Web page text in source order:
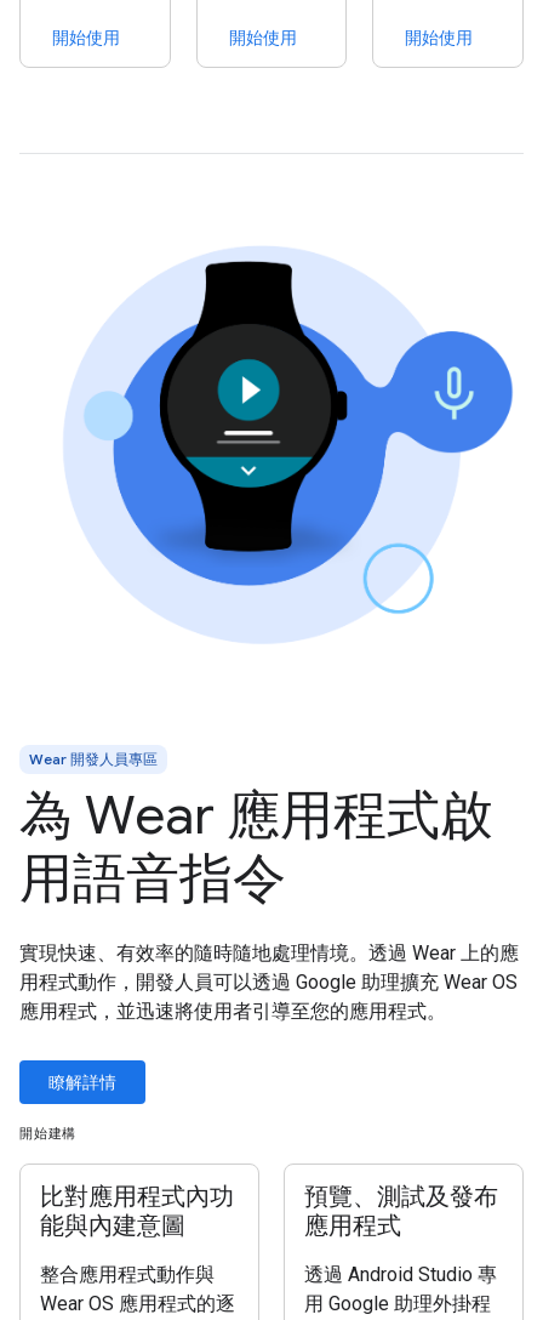
開始使用 開始使用 開始使用
Wear 開發人員專區
為 Wear 應用程式啟
用語音指令
實現快速、有效率的隨時隨地處理情境。透過 Wear 上的應
用程式動作，開發人員可以透過 Google 助理擴充 Wear OS
應用程式，並迅速將使用者引導至您的應用程式。
瞭解詳情
開始建構
比對應用程式內功
能與內建意圖
整合應用程式動作與
Wear OS 應用程式的逐
預覽、測試及發布
應用程式
透過 Android Studio 專
用 Google 助理外掛程